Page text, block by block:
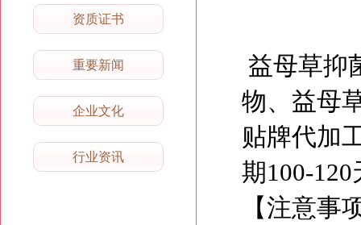
资质证书
重要新闻
企业文化
行业资讯
益母草抑
物、益母
贴牌代加
期100-
【注意事